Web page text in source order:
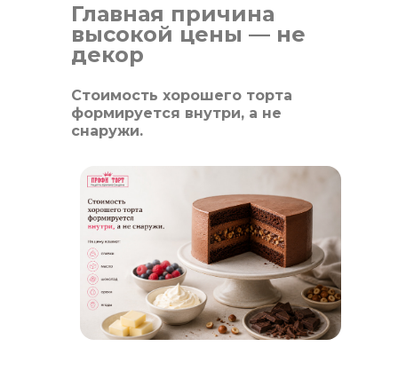
Главная причина
высокой цены — не
декор
Стоимость хорошего торта
формируется внутри, а не
снаружи.